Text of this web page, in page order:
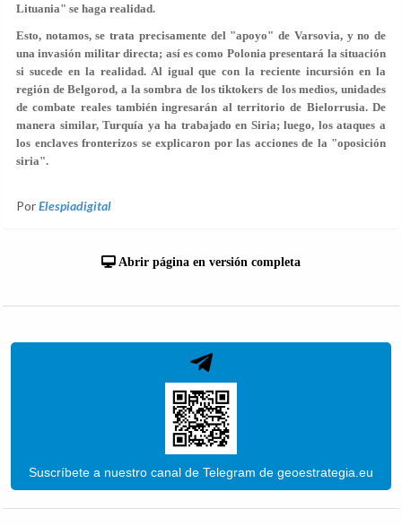
Lituania" se haga realidad.
Esto, notamos, se trata precisamente del "apoyo" de Varsovia, y no de
una invasión militar directa; así es como Polonia presentará la situación
si sucede en la realidad. Al igual que con la reciente incursión en la
región de Belgorod, a la sombra de los tiktokers de los medios, unidades
de combate reales también ingresarán al territorio de Bielorrusia. De
manera similar, Turquía ya ha trabajado en Siria; luego, los ataques a
los enclaves fronterizos se explicaron por las acciones de la "oposición
siria".
PorElespiadigital
Abrir página en versión completa
Suscríbete a nuestro canal de Telegram de geoestrategia.eu